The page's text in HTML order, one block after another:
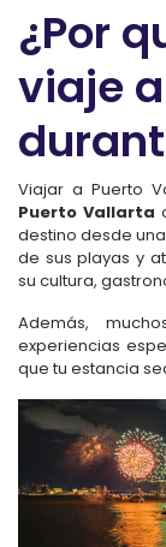
¿Por
viaje
Viajar a Puerto
Puerto Vallarta
destino desde
de sus playas y
su cultura,
Además,
experiencias
que tu estancia